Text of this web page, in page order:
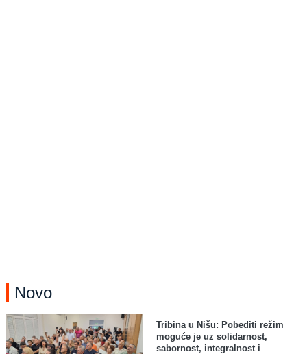
Novo
Tribina u Nišu: Pobediti režim
moguće je uz solidarnost,
sabornost, integralnost i